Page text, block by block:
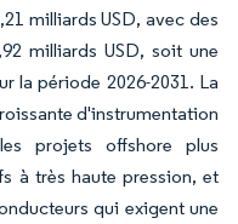
milliards USD, avec des
milliards USD, soit une
la période 2026-2031. La
d'instrumentation
projets offshore plus
à très haute pression, et
qui exigent une